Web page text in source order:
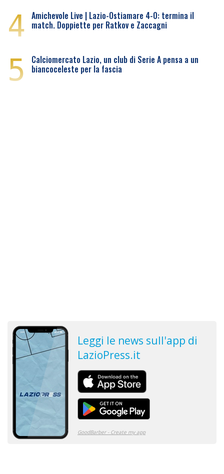
4 Amichevole Live | Lazio-Ostiamare 4-0: termina il
match. Doppiette per Ratkov e Zaccagni
5 Calciomercato Lazio, un club di Serie A pensa a un
biancoceleste per la fascia